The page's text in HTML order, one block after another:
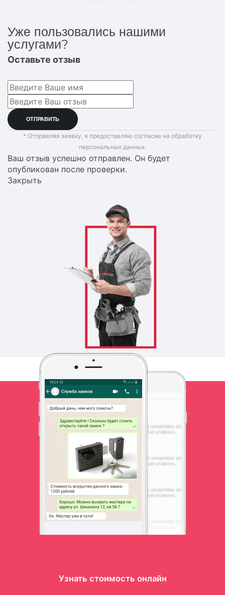
Уже пользовались нашими
услугами?
Оставьте отзыв
* Отправляя заявку, я предоставляю согласие на обработку
персональных данных.
Ваш отзыв успешно отправлен. Он будет
опубликован после проверки.
Закрыть
Узнать стоимость онлайн